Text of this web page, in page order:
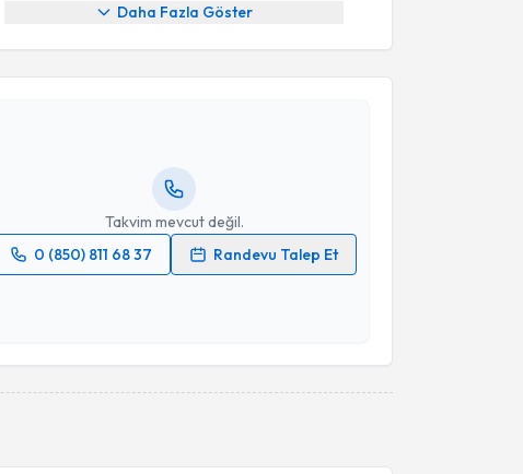
Daha Fazla Göster
Takvim mevcut değil.
0 (850) 811 68 37
Randevu Talep Et
Takvimi Talebi
Takvim Talebini Gönder